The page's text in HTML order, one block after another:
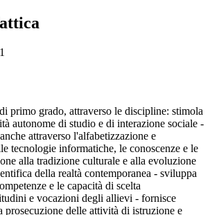
primo grado, attraverso le discipline: stimola
autonome di studio e di interazione sociale -
attraverso l'alfabetizzazione e
tecnologie informatiche, le conoscenze e le
alla tradizione culturale e alla evoluzione
della realtà contemporanea - sviluppa
e le capacità di scelta
e vocazioni degli allievi - fornisce
prosecuzione delle attività di istruzione e